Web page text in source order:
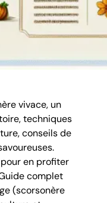
vivace, un
techniques
conseils de
en profiter
complet
(scorsonère